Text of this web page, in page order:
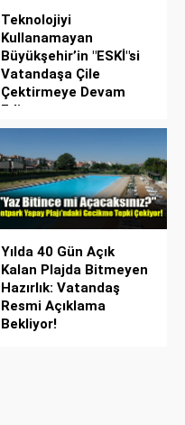
Teknolojiyi
Kullanamayan
Büyükşehir’in "ESKİ"si
Vatandaşa Çile
Çektirmeye Devam
Ediyor
Yılda 40 Gün Açık
Kalan Plajda Bitmeyen
Hazırlık: Vatandaş
Resmi Açıklama
Bekliyor!